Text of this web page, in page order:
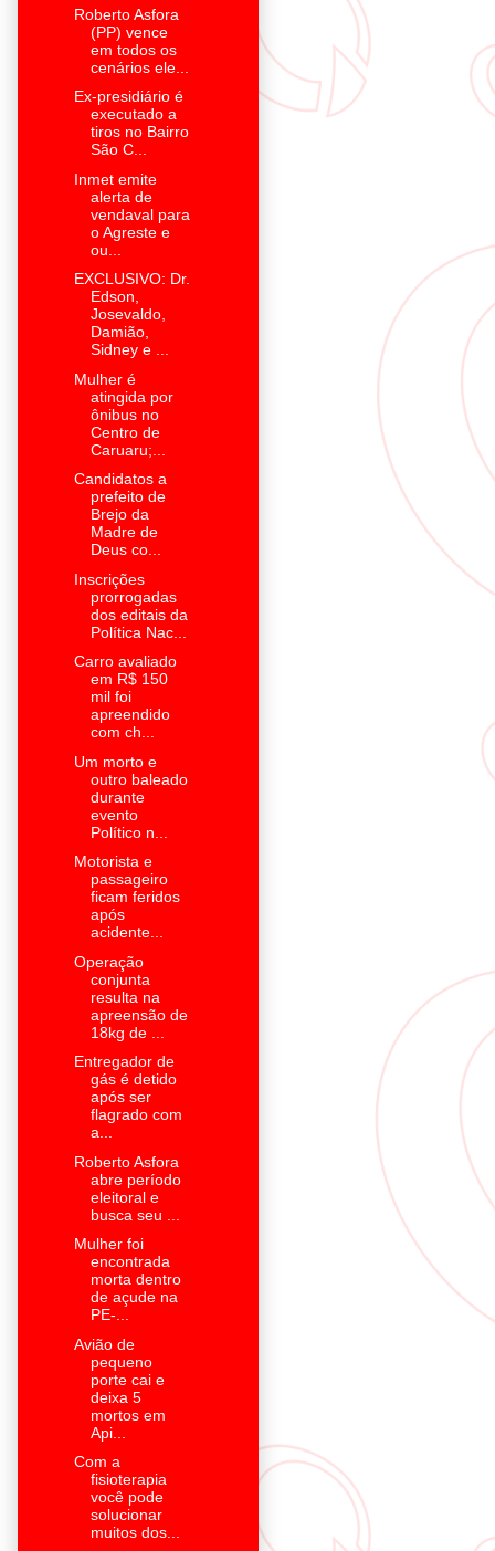
Roberto Asfora
(PP) vence
em todos os
cenários ele...
Ex-presidiário é
executado a
tiros no Bairro
São C...
Inmet emite
alerta de
vendaval para
o Agreste e
ou...
EXCLUSIVO: Dr.
Edson,
Josevaldo,
Damião,
Sidney e ...
Mulher é
atingida por
ônibus no
Centro de
Caruaru;...
Candidatos a
prefeito de
Brejo da
Madre de
Deus co...
Inscrições
prorrogadas
dos editais da
Política Nac...
Carro avaliado
em R$ 150
mil foi
apreendido
com ch...
Um morto e
outro baleado
durante
evento
Político n...
Motorista e
passageiro
ficam feridos
após
acidente...
Operação
conjunta
resulta na
apreensão de
18kg de ...
Entregador de
gás é detido
após ser
flagrado com
a...
Roberto Asfora
abre período
eleitoral e
busca seu ...
Mulher foi
encontrada
morta dentro
de açude na
PE-...
Avião de
pequeno
porte cai e
deixa 5
mortos em
Api...
Com a
fisioterapia
você pode
solucionar
muitos dos...